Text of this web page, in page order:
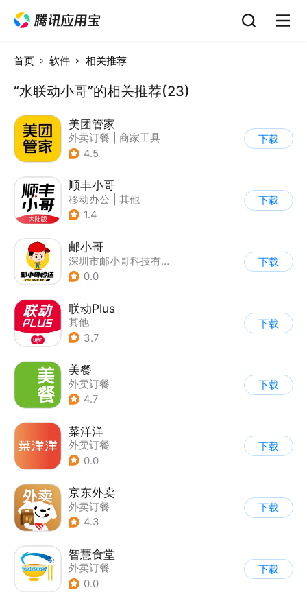
首页 软件 相关推荐
“水联动小哥”的相关推荐(23)
美团管家
外卖订餐
商家工具
4.5
下载
顺丰小哥
移动办公
其他
1.4
下载
邮小哥
深圳市邮小哥科技有限公司
0.0
下载
联动Plus
其他
3.7
下载
美餐
外卖订餐
4.7
下载
菜洋洋
外卖订餐
0.0
下载
京东外卖
外卖订餐
4.3
下载
智慧食堂
外卖订餐
0.0
下载